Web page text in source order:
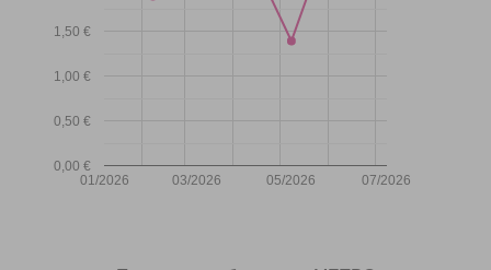
01/2026 03/2026 05/2026 07/2026
0,00 €
0,50 €
1,00 €
1,50 €